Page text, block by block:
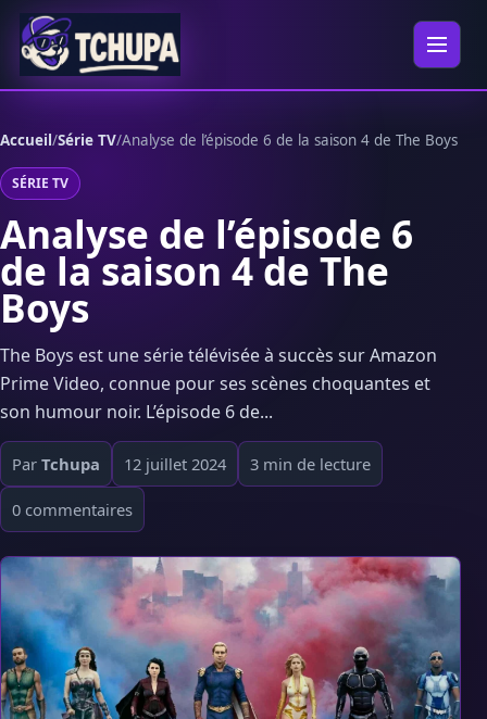
Aller au contenu
Ouvrir
Accueil/Série TV/Analyse de l’épisode 6 de la saison 4 de The Boys
SÉRIE TV
Analyse de l’épisode 6
de la saison 4 de The
Boys
The Boys est une série télévisée à succès sur Amazon
Prime Video, connue pour ses scènes choquantes et
son humour noir. L’épisode 6 de...
Par Tchupa 12 juillet 2024 3 min de lecture
0 commentaires